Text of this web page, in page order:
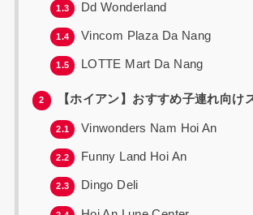
1.3 Dd Wonderland
1.4 Vincom Plaza Da Nang
1.5 LOTTE Mart Da Nang
2 【ホイアン】おすすめ子連れ向け
2.1 Vinwonders Nam Hoi An
2.2 Funny Land Hoi An
2.3 Dingo Deli